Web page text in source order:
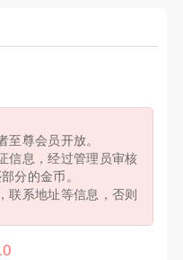
尊会员开放。
信息，经过管理员审核
分的金币。
联系地址等信息，否则